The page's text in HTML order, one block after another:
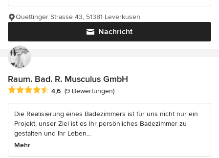
Nachricht
Quettinger Strasse 43, 51381 Leverkusen
Raum. Bad. R. Musculus GmbH
Durchschnittliche Bewertung: 4.6 von 5 Sternen
4,6 (9 Bewertungen)
Die Realisierung eines Badezimmers ist für uns nicht nur ein
Projekt, unser Ziel ist es Ihr persönliches Badezimmer zu
gestalten und Ihr Leben...
Mehr